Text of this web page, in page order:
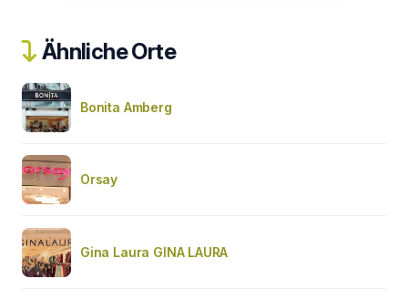
Ähnliche Orte
Bonita Amberg
Orsay
Gina Laura GINA LAURA